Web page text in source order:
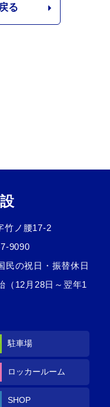
る
竹ノ腰17-2
9090
民の祝日・振替休日
（12月28日～翌年1
駐車場
ロッカールーム
SHOP